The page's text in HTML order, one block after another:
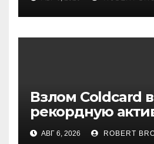
Взлом Coldcard
рекордную
держателей
АВГ 6, 2026 ROBERT